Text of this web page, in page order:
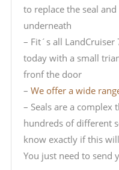
to replace the seal
underneath
– Fit´s all
today with a small
fronf the door
– We offer a wide
– Seals are a complex
hundreds of different
know exactly if this
You just need to send